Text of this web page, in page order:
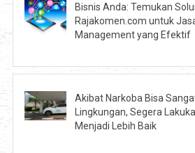
Bisnis Anda: Temukan
Rajakomen.com untuk
Management yang Efektif
Akibat Narkoba Bisa
Lingkungan, Segera
Menjadi Lebih Baik